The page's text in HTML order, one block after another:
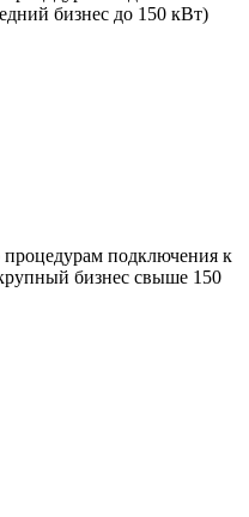
бизнес до 150 кВт)
подключения к
бизнес свыше 150